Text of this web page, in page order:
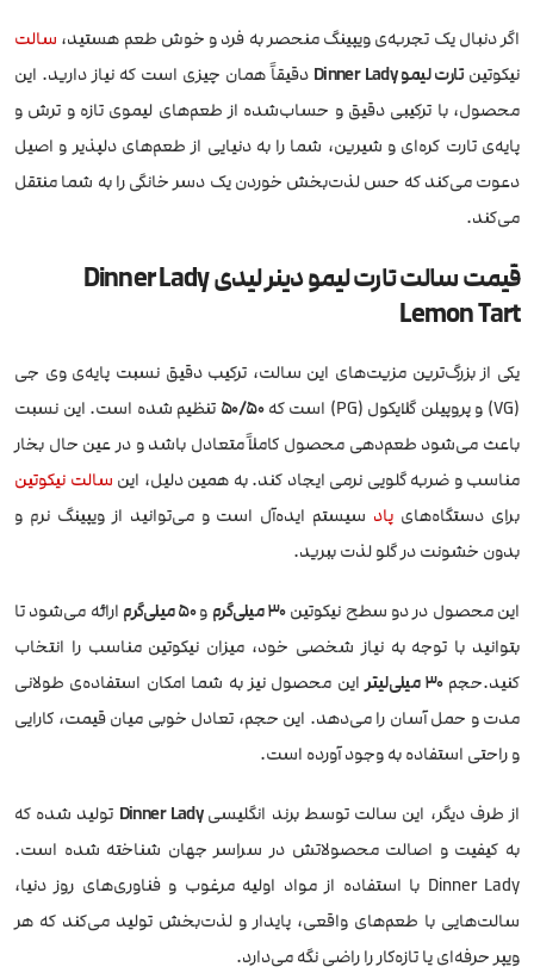
اگر دنبال یک تجربه‌ی ویپینگ منحصر به فرد و خوش طعم هستید، سالت
نیکوتینتارت لیمو Dinner Lady
دقیقاً همان چیزی است که نیاز دارید. این
محصول، با ترکیبی دقیق و حساب‌شده از طعم‌های لیموی تازه و ترش و
پایه‌ی تارت کره‌ای و شیرین، شما را به دنیایی از طعم‌های دلپذیر و اصیل
دعوت می‌کند که حس لذت‌بخش خوردن یک دسر خانگی را به شما منتقل
می‌کند.
قیمت سالت تارت لیمو دینر لیدی Dinner Lady
Lemon Tart
یکی از بزرگ‌ترین مزیت‌های این سالت، ترکیب دقیق نسبت پایه‌ی وی جی
(VG) و پروپیلن گلایکول (PG) است که
۵۰/۵۰ تنظیم شده است. این نسبت
باعث می‌شود طعم‌دهی محصول کاملاً متعادل باشد و در عین حال بخار
مناسب و ضربه گلویی نرمی ایجاد کند. به همین دلیل، این سالت نیکوتین
برای دستگاه‌های پاد سیستم ایده‌آل است و می‌توانید از ویپینگ نرم و
بدون خشونت در گلو لذت ببرید.
این محصول در دو سطح نیکوتین۳۰ میلی‌گرم و۵۰ میلی‌گرم
ارائه می‌شود تا
بتوانید با توجه به نیاز شخصی خود، میزان نیکوتین مناسب را انتخاب
کنید.حجم۳۰ میلی‌لیتر
این محصول نیز به شما امکان استفاده‌ی طولانی
مدت و حمل آسان را می‌دهد. این حجم، تعادل خوبی میان قیمت، کارایی
و راحتی استفاده به وجود آورده است.
از طرف دیگر، این سالت توسط برند انگلیسیDinner Lady تولید شده که
به کیفیت و اصالت محصولاتش در سراسر جهان شناخته شده است.
Dinner Lady با استفاده از مواد اولیه مرغوب و فناوری‌های روز دنیا،
سالت‌هایی با طعم‌های واقعی، پایدار و لذت‌بخش تولید می‌کند که هر
ویپر حرفه‌ای یا تازه‌کار را راضی نگه می‌دارد.